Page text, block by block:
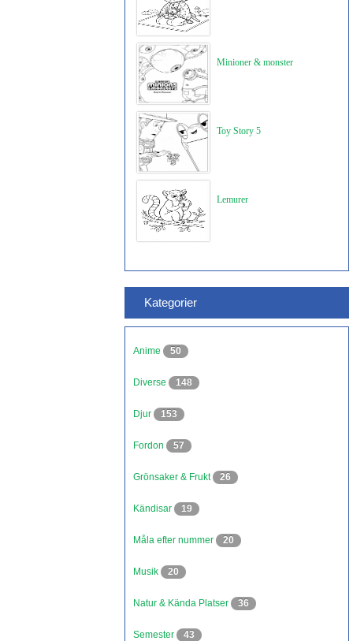
Minioner & monster
Toy Story 5
Lemurer
Kategorier
Anime 50
Diverse 148
Djur 153
Fordon 57
Grönsaker & Frukt 26
Kändisar 19
Måla efter nummer 20
Musik 20
Natur & Kända Platser 36
Semester 43